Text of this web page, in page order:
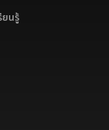
ยนรู้